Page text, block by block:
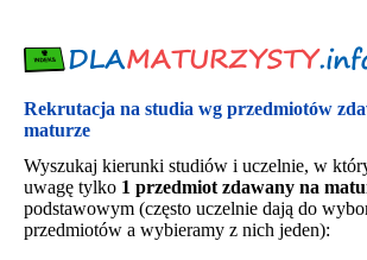
Rekrutacja na studia wg przedmiotów
maturze
Wyszukaj kierunki studiów i uczelnie, w
uwagę tylko 1 przedmiot zdawany na
podstawowym (często uczelnie dają do
przedmiotów a wybieramy z nich jeden):